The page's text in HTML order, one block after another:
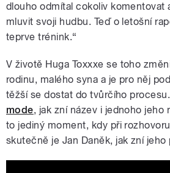
dlouho odmítal cokoliv komentovat
mluvit svoji hudbu. Teď o letošní
teprve trénink.“
V životě Huga Toxxxe se toho
rodinu, malého syna a je pro něj
těžší se dostat do tvůrčího
mode, jak zní název i jednoho jeho
to jediný moment, kdy při
skutečně je Jan Daněk, jak zní jeho